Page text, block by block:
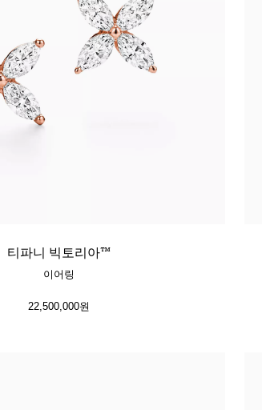
티파니 빅토리아™
이어링
22,500,000원